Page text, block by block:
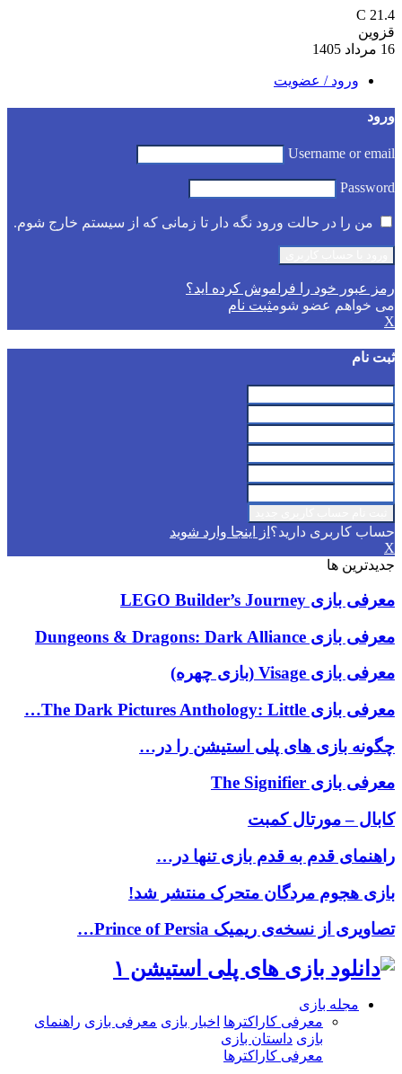
21.4
C
قزوین
16 مرداد 1405
ورود / عضویت
ورود
Username or email
Password
من را در حالت ورود نگه دار تا زمانی که از سیستم خارج شوم.
رمز عبور خود را فراموش کرده اید؟
می خواهم عضو شومثبت نام
X
ثبت نام
حساب کاربری دارید؟ از اینجا وارد شوید
X
جدیدترین ها
معرفی بازی LEGO Builder’s Journey
معرفی بازی Dungeons & Dragons: Dark Alliance
معرفی بازی Visage (بازی چهره)
معرفی بازی The Dark Pictures Anthology: Little…
چگونه بازی های پلی استیشن را در…
معرفی بازی The Signifier
کابال – مورتال کمبت
راهنمای قدم به قدم بازی تنها در…
بازی هجوم مردگان متحرک منتشر شد!
تصاویری از نسخه‌ی ریمیک Prince of Persia…
Facebook
Twitter
Instagram
Pinterest
Google
Youtube
مجله بازی
معرفی کاراکترها اخبار بازی معرفی بازی راهنمای
بازی داستان بازی
معرفی کاراکترها